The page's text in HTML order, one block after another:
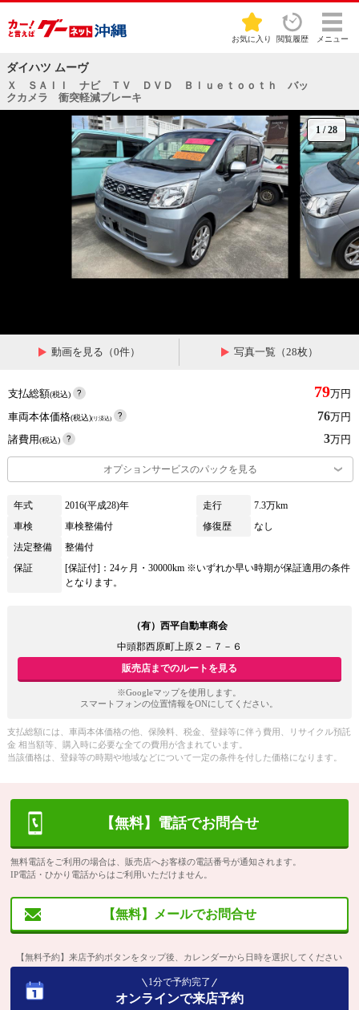
お気に入り 閲覧履歴 メニュー
ダイハツ ムーヴ
Ｘ ＳＡＩＩ ナビ ＴＶ ＤＶＤ Ｂｌｕｅｔｏｏｔｈ バッ
クカメラ 衝突軽減ブレーキ
1 /28
動画を見る（0件） 写真一覧（28枚）
支払総額(税込) 79万円
車両本体価格(税込)(リ済込) 76万円
諸費用(税込) 3万円
オプションサービスのパックを見る
年式 2016(平成28)年 走行
7.3万km
車検
車検整備付 修復歴
なし
法定整備
整備付
保証
[保証付]：24ヶ月・30000km ※いずれか早い時期が保証適用の条件
となります。
（有）西平自動車商会
中頭郡西原町上原２－７－６
販売店までのルートを見る
※Googleマップを使用します。
スマートフォンの位置情報をONにしてください。
支払総額には、車両本体価格の他、保険料、税金、登録等に伴う費用、リサイクル預託
金 相当額等、購入時に必要な全ての費用が含まれています。
当該価格は、登録等の時期や地域などについて一定の条件を付した価格になります。
【無料】電話でお問合せ
無料電話をご利用の場合は、販売店へお客様の電話番号が通知されます。
IP電話・ひかり電話からはご利用いただけません。
【無料】メールでお問合せ
【無料予約】来店予約ボタンをタップ後、カレンダーから日時を選択してください
1分で予約完了
オンラインで来店予約